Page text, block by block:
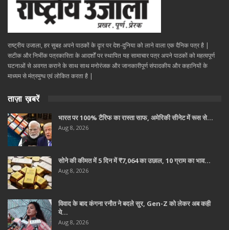
राष्ट्रीय उजाला, हर सुबह अपने पाठकों के दॄार पर देश-दुनिया को लाने वाला एक दैनिक पत्र है |
सटीक और निभींक पत्रकारिता के आदर्शों पर स्थापित यह सामाचार पत्र अपने पाठकों को महत्वपूर्ण
घटनाओं से अवगत कराने के साथ साथ मनोरंजक और जानकारीपूर्ण संपादकीय और कहानियों के
माध्यम से मंत्रमुग्ध एवं लोकित करता है |
ताज़ा ख़बरें
भारत पर 100% टैरिफ का रास्ता साफ, अमेरिकी सीनेट में रूस से…
Aug 8, 2026
सोने की कीमत में 5 दिन में ₹7,064 का उछाल, 10 ग्राम का भाव…
Aug 8, 2026
विवाद के बाद कंगना रनौत ने बदले सुर, Gen-Z को लेकर अब कही
ये…
Aug 8, 2026